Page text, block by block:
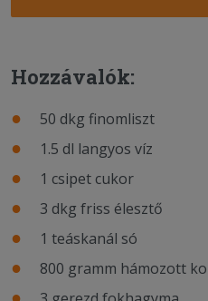
Hozzávalók:
50 dkg finomliszt
1.5 dl langyos víz
1 csipet cukor
3 dkg friss élesztő
1 teáskanál só
800 gramm hámozott